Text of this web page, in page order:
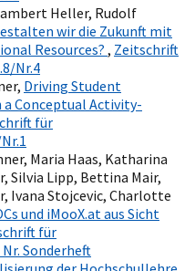
Heller, Rudolf
wir die Zukunft mit
Resources?, Zeitschrift
Nr.4
Driving Student
Conceptual Activity-
für
Maria Haas, Katharina
Silvia Lipp, Bettina Mair,
Ivana Stojcevic, Charlotte
und iMooX.at aus Sicht
für
Sonderheft